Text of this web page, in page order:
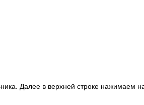
Далее в верхней строке нажимаем